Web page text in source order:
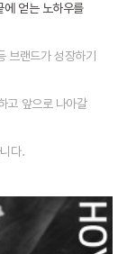
에 얻는 노하우를
브랜드가 성장하기
고 앞으로 나아갈
다.